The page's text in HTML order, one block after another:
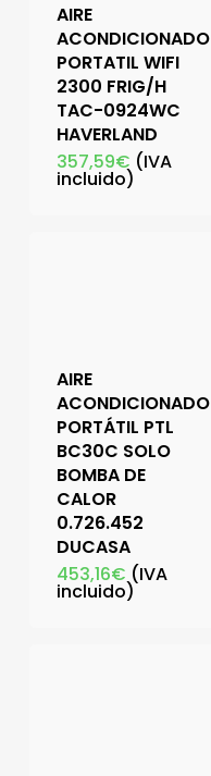
AIRE
ACONDICIONADO
PORTATIL WIFI
2300 FRIG/H
TAC-0924WC
HAVERLAND
357,59€ (IVA
incluido)
AIRE
ACONDICIONADO
PORTÁTIL PTL
BC30C SOLO
BOMBA DE
CALOR
0.726.452
DUCASA
453,16€ (IVA
incluido)